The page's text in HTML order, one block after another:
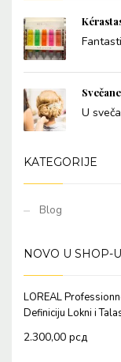
U
KATEGORIJE
Blog
NOVO U SHOP-U
LOREAL
Definiciju Lokni i
2.300,00 рсд